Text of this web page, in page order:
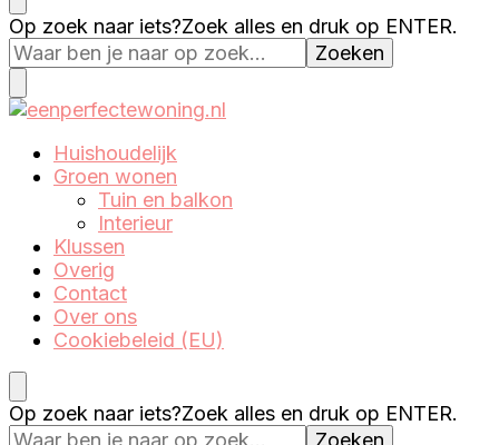
Eenperfectewoning.nl
We brengen jouw droomhuis tot leven
Op zoek naar iets?Zoek alles en druk op ENTER.
Eenperfectewoning.nl
We brengen jouw droomhuis tot leven
Huishoudelijk
Groen wonen
Tuin en balkon
Interieur
Klussen
Overig
Contact
Over ons
Cookiebeleid (EU)
Op zoek naar iets?Zoek alles en druk op ENTER.